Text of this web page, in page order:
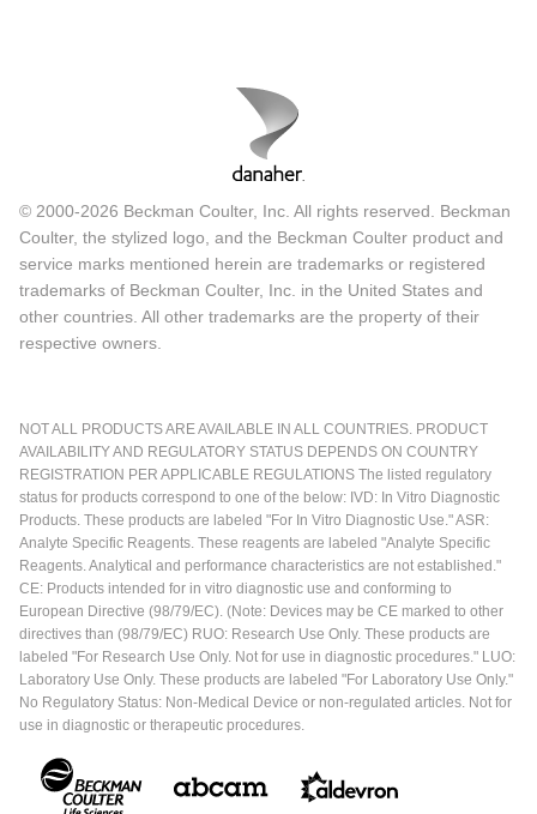
© 2000-2026 Beckman Coulter, Inc. All rights reserved. Beckman
Coulter, the stylized logo, and the Beckman Coulter product and
service marks mentioned herein are trademarks or registered
trademarks of Beckman Coulter, Inc. in the United States and
other countries. All other trademarks are the property of their
respective owners.
NOT ALL PRODUCTS ARE AVAILABLE IN ALL COUNTRIES. PRODUCT
AVAILABILITY AND REGULATORY STATUS DEPENDS ON COUNTRY
REGISTRATION PER APPLICABLE REGULATIONS The listed regulatory
status for products correspond to one of the below: IVD: In Vitro Diagnostic
Products. These products are labeled "For In Vitro Diagnostic Use." ASR:
Analyte Specific Reagents. These reagents are labeled "Analyte Specific
Reagents. Analytical and performance characteristics are not established."
CE: Products intended for in vitro diagnostic use and conforming to
European Directive (98/79/EC). (Note: Devices may be CE marked to other
directives than (98/79/EC) RUO: Research Use Only. These products are
labeled "For Research Use Only. Not for use in diagnostic procedures." LUO:
Laboratory Use Only. These products are labeled "For Laboratory Use Only."
No Regulatory Status: Non-Medical Device or non-regulated articles. Not for
use in diagnostic or therapeutic procedures.